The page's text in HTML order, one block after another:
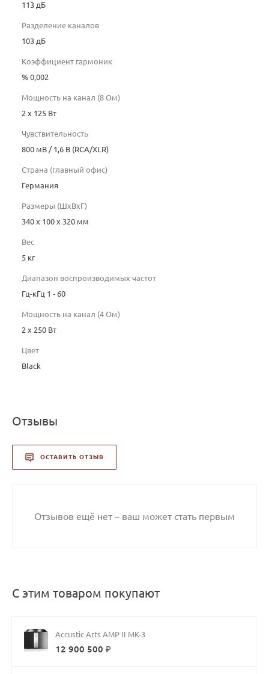
113 дБ
Разделение каналов
103 дБ
Коэффициент гармоник
% 0,002
Мощность на канал (8 Ом)
2 х 125 Вт
Чувствительность
800 мВ / 1,6 В (RCA/XLR)
Страна (главный офис)
Германия
Размеры (ШхВхГ)
340 x 100 x 320 мм
Вес
5 кг
Диапазон воспроизводимых частот
Гц-кГц 1 - 60
Мощность на канал (4 Ом)
2 х 250 Вт
Цвет
Black
Отзывы
ОСТАВИТЬ ОТЗЫВ
Отзывов ещё нет – ваш может стать первым
С этим товаром покупают
Accustic Arts AMP II MK-3
12 900 500 ₽